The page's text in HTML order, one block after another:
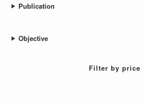
Publication
Objective
Filter by price